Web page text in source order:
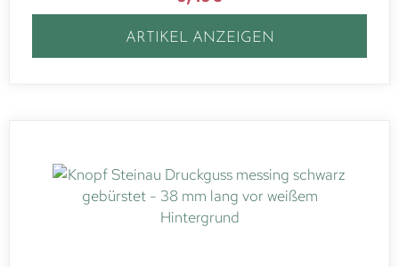
ARTIKEL ANZEIGEN